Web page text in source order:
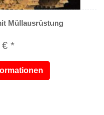
Müllausrüstung
€ *